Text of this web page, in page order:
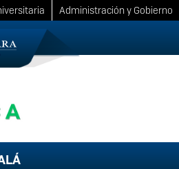
Administración y Gobierno